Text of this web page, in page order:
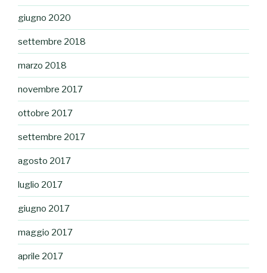
giugno 2020
settembre 2018
marzo 2018
novembre 2017
ottobre 2017
settembre 2017
agosto 2017
luglio 2017
giugno 2017
maggio 2017
aprile 2017